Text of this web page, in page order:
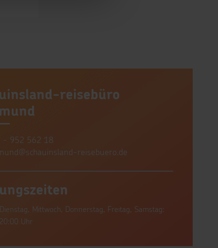
reisebüro
952 562 18
reisebuero.de
Mittwoch, Donnerstag, Freitag, Samstag:
Uhr